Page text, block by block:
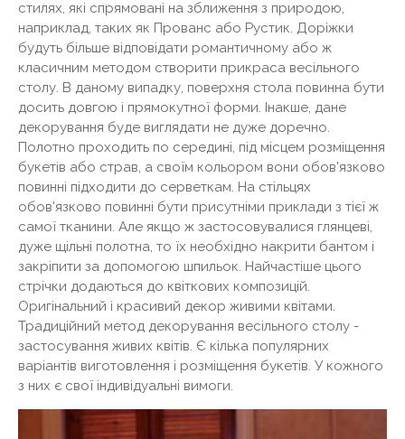
стилях, які спрямовані на зближення з природою,
наприклад, таких як Прованс або Рустик. Доріжки
будуть більше відповідати романтичному або ж
класичним методом створити прикраса весільного
столу. В даному випадку, поверхня стола повинна бути
досить довгою і прямокутної форми. Інакше, дане
декорування буде виглядати не дуже доречно.
Полотно проходить по середині, під місцем розміщення
букетів або страв, а своїм кольором вони обов'язково
повинні підходити до серветкам. На стільцях
обов'язково повинні бути присутніми приклади з тієї ж
самої тканини. Але якщо ж застосовувалися глянцеві,
дуже щільні полотна, то їх необхідно накрити бантом і
закріпити за допомогою шпильок. Найчастіше цього
стрічки додаються до квіткових композицій.
Оригінальний і красивий декор живими квітами.
Традиційний метод декорування весільного столу -
застосування живих квітів. Є кілька популярних
варіантів виготовлення і розміщення букетів. У кожного
з них є свої індивідуальні вимоги.